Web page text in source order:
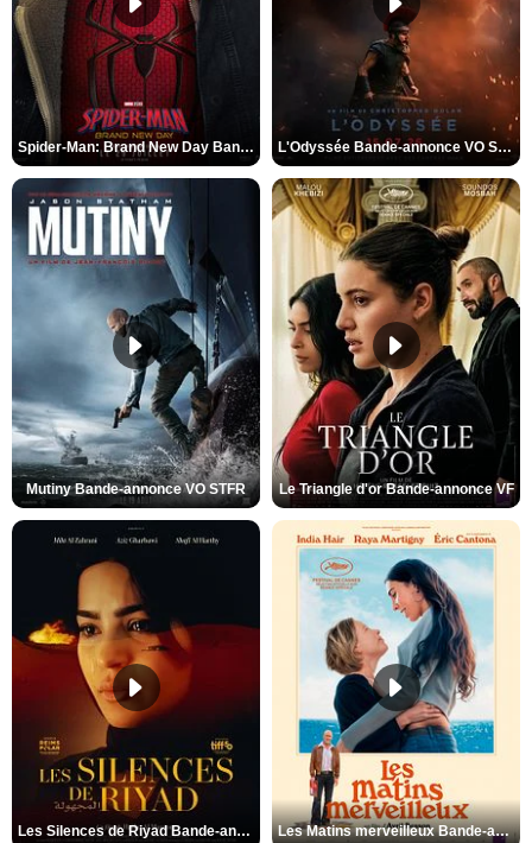
Spider-Man: Brand New Day Bande-annonce VO STFR L'Odyssée Bande-annonce VO STFR
Mutiny Bande-annonce VO STFR Le Triangle d'or Bande-annonce VF
Les Silences de Riyad Bande-annonce VO STFR Les Matins merveilleux Bande-annonce VF